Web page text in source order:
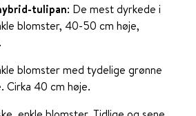
tulipan: De mest dyrkede i
blomster, 40-50 cm høje,
blomster med tydelige grønne
Cirka 40 cm høje.